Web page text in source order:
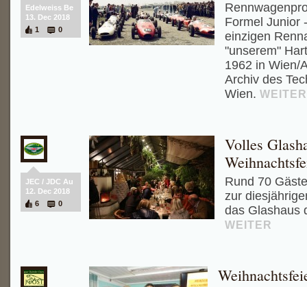
Edelweiss Be
13. Dec 2018
1
0
Formel Junior
einzigen
"unserem"
1962 in Wien/
Archiv des
Wien. WEITER
JEC / JDC Au
12. Dec 2018
6
0
Volles
Rund 70
zur
das Glashaus
WEITER